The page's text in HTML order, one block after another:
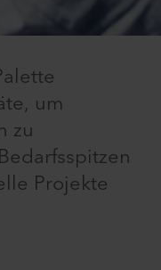
um
zu
Projekte